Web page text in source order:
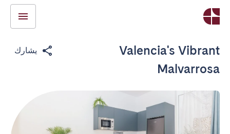
Valencia's Vibrant
Malvarrosa
يشارك